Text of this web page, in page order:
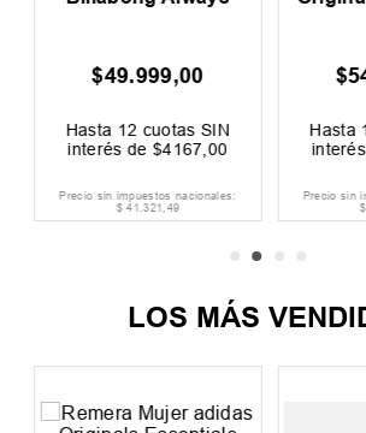
$49.999,00
Hasta 12 cuotas SIN
interés de $4167 00
Precio sin impuestos nacionales:
$ 41.321,49
$
Hasta
Precio sin
$
LOS MÁS